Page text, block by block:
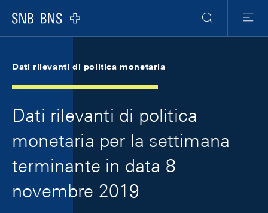
Logo
Ricerca
Menu
Dati rilevanti di politica monetaria
Dati rilevanti di politica
monetaria per la settimana
terminante in data 8
novembre 2019